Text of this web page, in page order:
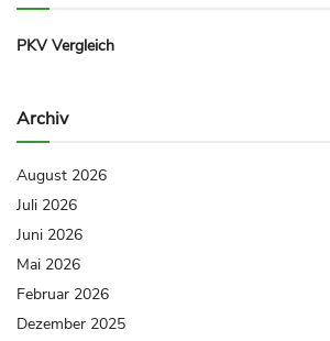
PKV Vergleich
Archiv
August 2026
Juli 2026
Juni 2026
Mai 2026
Februar 2026
Dezember 2025